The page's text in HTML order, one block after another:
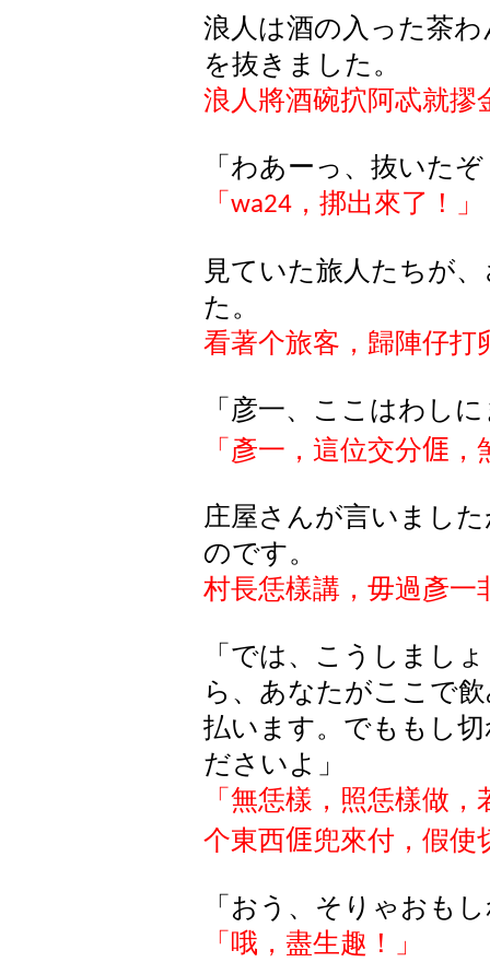
浪人は酒の入った茶
を抜きました。
浪人將酒碗㧒阿忒就摎
「わあーっ、抜いた
「 wa24 ，挷出來了！」
見ていた旅人たちが
た。
看著个旅客，歸陣仔打
「彦一、ここはわし
「彥一，這位交分𠊎
庄屋さんが言いまし
のです。
村長恁樣講，毋過彥一
「では、こうしまし
ら、あなたがここで
払います。でももし
ださいよ」
「無恁樣，照恁樣做，
个東西𠊎兜來付，假使
「おう、そりゃおも
「哦，盡生趣！」